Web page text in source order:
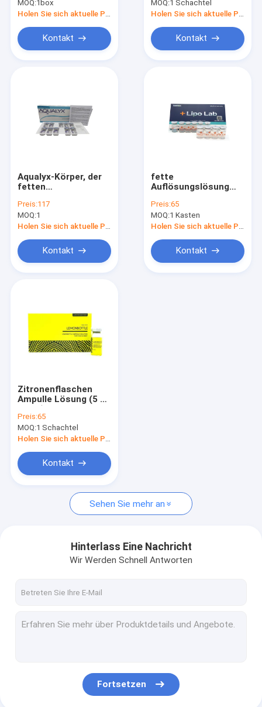
Nachrichten
Fordern Sie ein Zitat
Hyaluronsäure-Hautfüller
Hyaluronsäurefaltenfüller
Hautfüller stellen Füller gegenüber
Fette Auflösungseinspritzungen
Einspritzung Filorga 135HA
Hyaluronsäure-Stift
Goldprotein-Peptid
Planierungsausrüstung Derma
Mikrocannula-Nadel
Kebella Lipolyse
MOQ:1box
Holen Sie sich aktuelle Preis
Kontakt
Körperfettlösung
MOQ:1 Schachtel
Holen Sie sich aktuelle Preis
Kontakt
Aqualyx-Körper, der
fetten
effektiven
Gewichtsverlust
abnimmt
Preis:117
MOQ:1
Holen Sie sich aktuelle Preis
Kontakt
fette
Auflösungslösung
Lösung Lipo-
Laborppc-Backe der
einspritzungs-
Preis:65
MOQ:1 Kasten
Holen Sie sich aktuelle Preis
Kontakt
Zitronenflaschen
Ampulle Lösung (5 X
Injektionen
Preis:65
MOQ:1 Schachtel
Holen Sie sich aktuelle Preis
Kontakt
Sehen Sie mehr an
Hinterlass Eine Nachricht
Wir Werden Schnell Antworten
Fortsetzen